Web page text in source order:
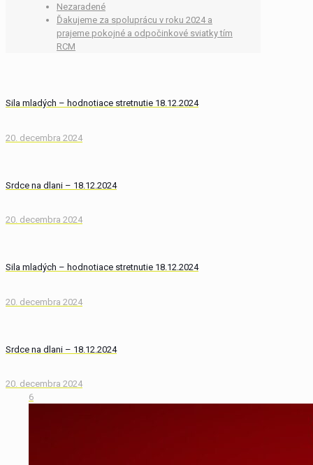
Nezaradené
Ďakujeme za spoluprácu v roku 2024 a
prajeme pokojné a odpočinkové sviatky tím
RCM
Sila mladých – hodnotiace stretnutie 18.12.2024
20. decembra 2024
Srdce na dlani – 18.12.2024
20. decembra 2024
Sila mladých – hodnotiace stretnutie 18.12.2024
20. decembra 2024
Srdce na dlani – 18.12.2024
20. decembra 2024
6